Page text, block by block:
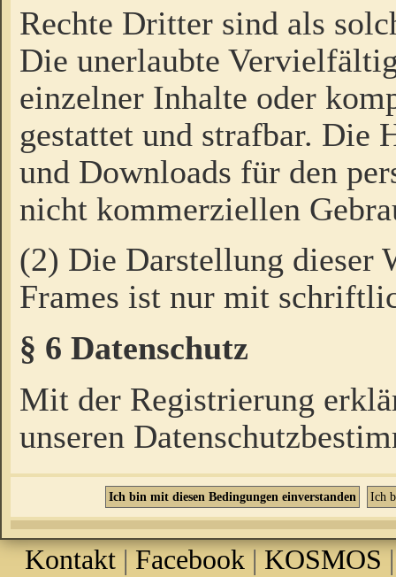
Rechte Dritter sind als
Die unerlaubte
einzelner Inhalte oder
gestattet und strafbar. Die
und Downloads für den
nicht kommerziellen
(2) Die Darstellung dieser
Frames ist nur mit
§ 6 Datenschutz
Mit der Registrierung
unseren
Kontakt | Facebook | KOSMOS